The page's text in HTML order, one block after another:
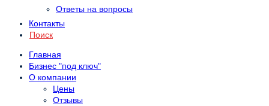
Ответы на вопросы
Контакты
Поиск
Главная
Бизнес "под ключ"
О компании
Цены
Отзывы